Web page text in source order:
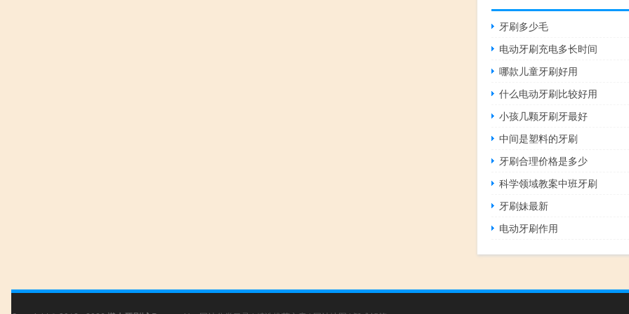
牙刷多少毛
电动牙刷充电多长时间
哪款儿童牙刷好用
什么电动牙刷比较好用
小孩几颗牙刷牙最好
中间是塑料的牙刷
牙刷合理价格是多少
科学领域教案中班牙刷
牙刷妹最新
电动牙刷作用